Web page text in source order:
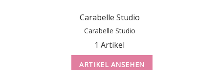
Carabelle Studio
Carabelle Studio
1 Artikel
ARTIKEL ANSEHEN